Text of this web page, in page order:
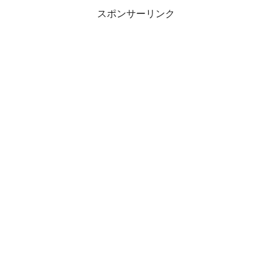
スポンサーリンク